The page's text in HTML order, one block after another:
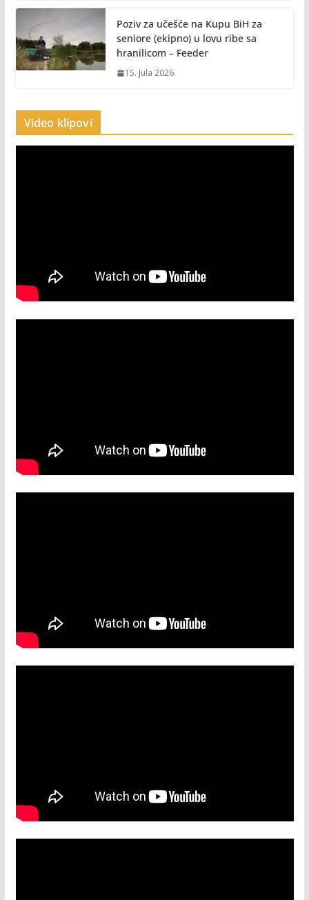
Poziv za učešće na Kupu BiH za
seniore (ekipno) u lovu ribe sa
hranilicom – Feeder
15. Jula 2026.
Video klipovi